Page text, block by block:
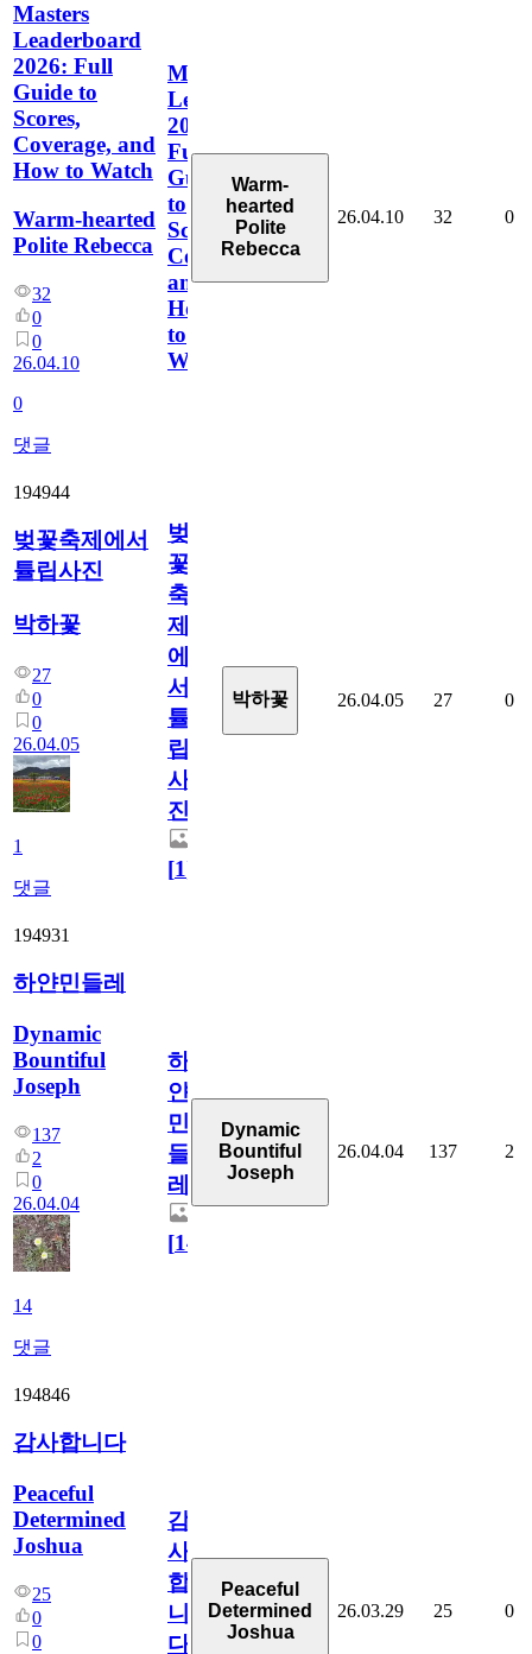
Masters
Leaderboard
2026: Full
Guide to
Scores,
Coverage, and
How to Watch
Warm-hearted
Polite Rebecca
32
0
0
26.04.10
0
댓글
Masters
Leaderboard
2026:
Full
Guide
to
Scores,
Coverage,
and
How
to
Watch
Warm-
hearted
Polite
Rebecca
26.04.10 32 0
194944
벚꽃축제에서
튤립사진
박하꽃
27
0
0
26.04.05
1
댓글
벚
꽃
축
제
에
서
튤
립
사
진
[1]
박하꽃 26.04.05 27 0
194931
하얀민들레
Dynamic
Bountiful
Joseph
137
2
0
26.04.04
14
댓글
하
얀
민
들
레
[14
Dynamic
Bountiful
Joseph
26.04.04 137 2
194846
감사합니다
Peaceful
Determined
Joshua
25
0
0
감
사
합
니
다
Peaceful
Determined
Joshua
26.03.29 25 0